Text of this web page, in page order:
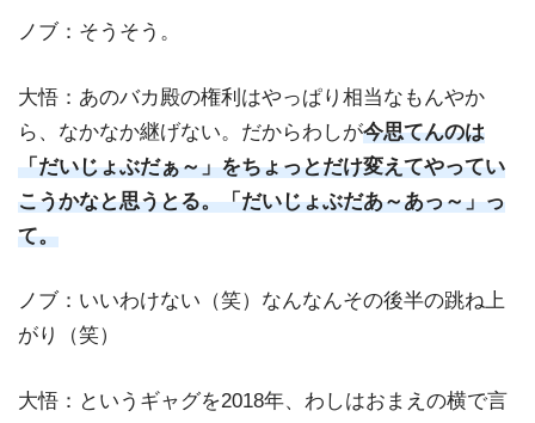
ノブ：そうそう。
大悟：あのバカ殿の権利はやっぱり相当なもんやか
ら、なかなか継げない。だからわしが今思てんのは
「だいじょぶだぁ～」をちょっとだけ変えてやってい
こうかなと思うとる。「だいじょぶだあ～あっ～」っ
て。
ノブ：いいわけない（笑）なんなんその後半の跳ね上
がり（笑）
大悟：というギャグを2018年、わしはおまえの横で言